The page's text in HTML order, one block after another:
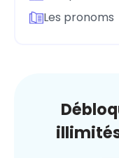
Les pronoms